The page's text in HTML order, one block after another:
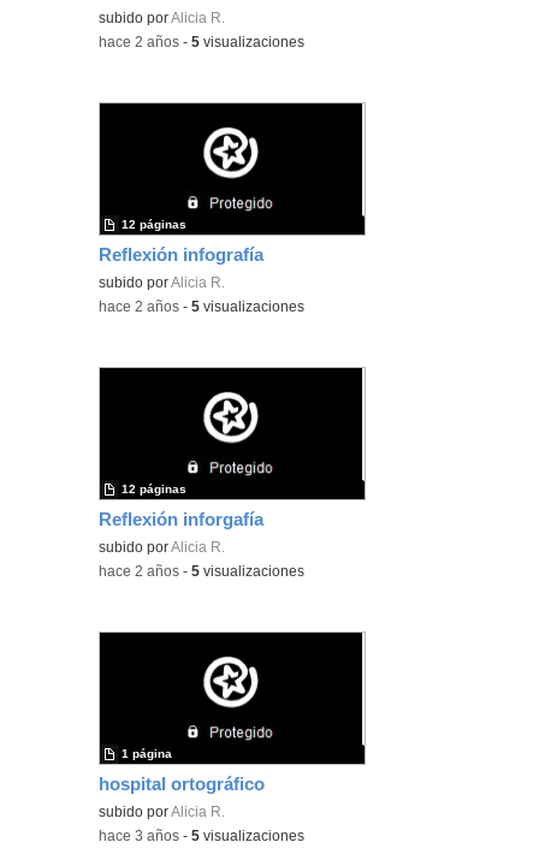
subido porAlicia R.
-hace 2 años -5 visualizaciones
Reflexión infografía
subido porAlicia R.
12 páginas
-hace 2 años -5 visualizaciones
Reflexión inforgafía
subido porAlicia R.
12 páginas
-hace 2 años -5 visualizaciones
hospital ortográfico
subido porAlicia R.
1 página
-hace 3 años -5 visualizaciones